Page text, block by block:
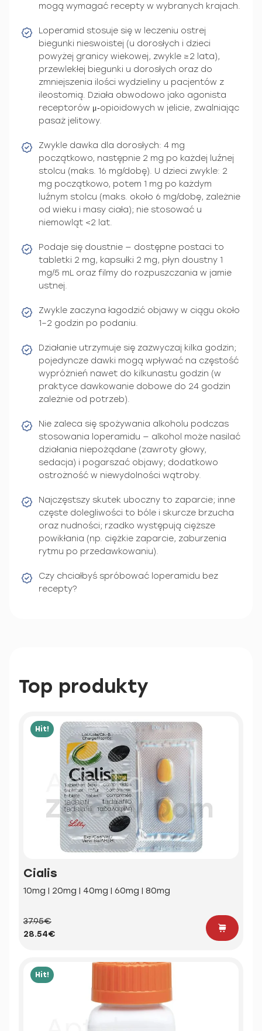
mogą wymagać recepty w wybranych krajach.
Loperamid stosuje się w leczeniu ostrej
biegunki nieswoistej (u dorosłych i dzieci
powyżej granicy wiekowej, zwykle ≥2 lata),
przewlekłej biegunki u dorosłych oraz do
zmniejszenia ilości wydzieliny u pacjentów z
ileostomią. Działa obwodowo jako agonista
receptorów μ‑opioidowych w jelicie, zwalniając
pasaż jelitowy.
Zwykle dawka dla dorosłych: 4 mg
początkowo, następnie 2 mg po każdej luźnej
stolcu (maks. 16 mg/dobę). U dzieci zwykle: 2
mg początkowo, potem 1 mg po każdym
luźnym stolcu (maks. około 6 mg/dobę, zależnie
od wieku i masy ciała); nie stosować u
niemowląt <2 lat.
Podaje się doustnie — dostępne postaci to
tabletki 2 mg, kapsułki 2 mg, płyn doustny 1
mg/5 mL oraz filmy do rozpuszczania w jamie
ustnej.
Zwykle zaczyna łagodzić objawy w ciągu około
1–2 godzin po podaniu.
Działanie utrzymuje się zazwyczaj kilka godzin;
pojedyncze dawki mogą wpływać na częstość
wypróżnień nawet do kilkunastu godzin (w
praktyce dawkowanie dobowe do 24 godzin
zależnie od potrzeb).
Nie zaleca się spożywania alkoholu podczas
stosowania loperamidu — alkohol może nasilać
działania niepożądane (zawroty głowy,
sedacja) i pogarszać objawy; dodatkowo
ostrożność w niewydolności wątroby.
Najczęstszy skutek uboczny to zaparcie; inne
częste dolegliwości to bóle i skurcze brzucha
oraz nudności; rzadko występują cięższe
powikłania (np. ciężkie zaparcie, zaburzenia
rytmu po przedawkowaniu).
Czy chciałbyś spróbować loperamidu bez
recepty?
Top produkty
Hit!
Cialis
10mg | 20mg | 40mg | 60mg | 80mg
37.95€
28.54€
Hit!